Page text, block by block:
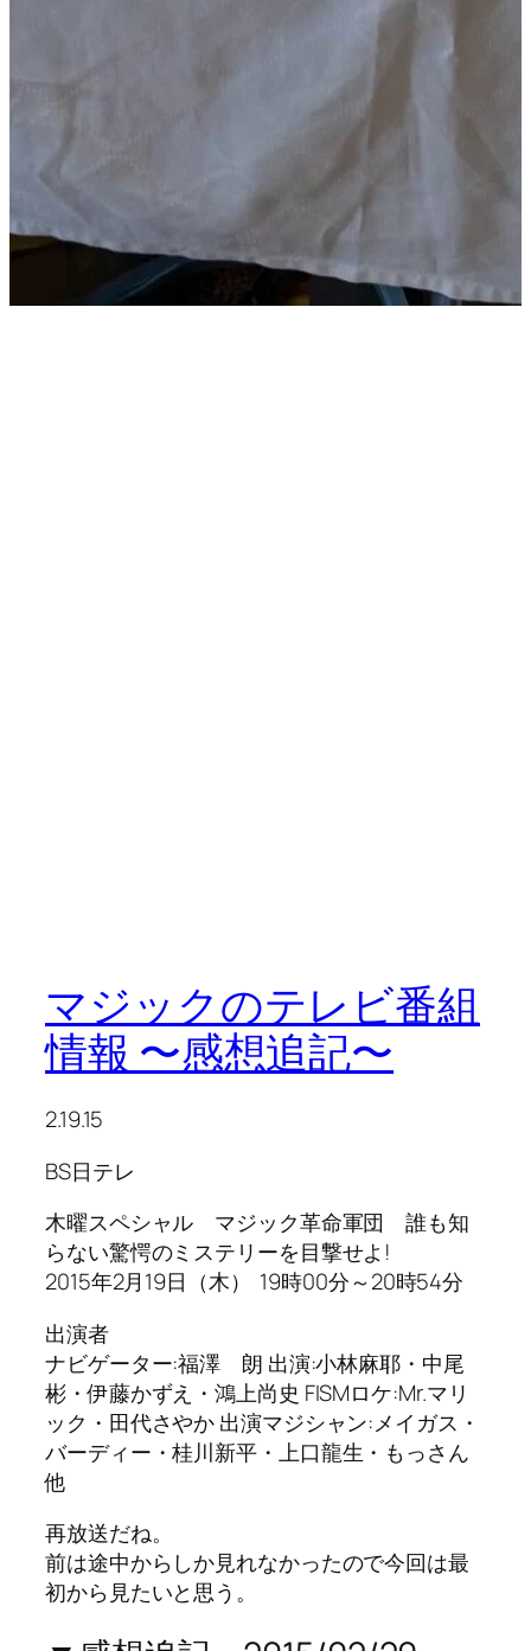
マジックのテレビ番組
情報 〜感想追記〜
2.19.15
BS日テレ
木曜スペシャル マジック革命軍団 誰も知
らない驚愕のミステリーを目撃せよ!
2015年2月19日（木） 19時00分～20時54分
出演者
ナビゲーター:福澤 朗 出演:小林麻耶・中尾
彬・伊藤かずえ・鴻上尚史 FISMロケ:Mr.マリ
ック・田代さやか 出演マジシャン:メイガス・
バーディー・桂川新平・上口龍生・もっさん
他
再放送だね。
前は途中からしか見れなかったので今回は最
初から見たいと思う。